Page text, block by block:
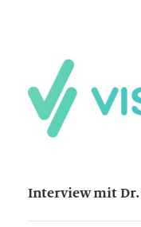
Interview mit